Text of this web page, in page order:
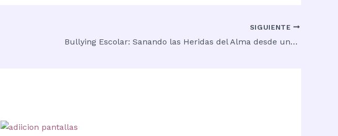
SIGUIENTE
Bullying Escolar: Sanando las Heridas del Alma desde una Mirada Holística.